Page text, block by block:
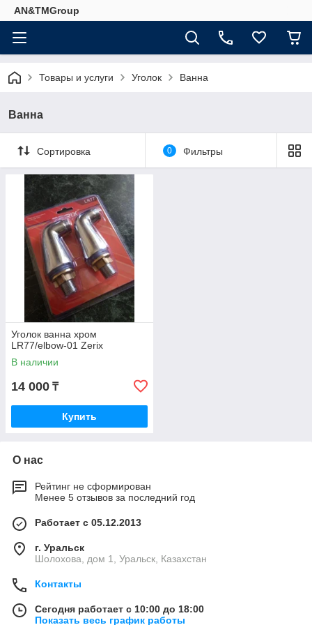
AN&TMGroup
Товары и услуги Уголок Ванна
Ванна
Сортировка 0 Фильтры
Уголок ванна хром
LR77/elbow-01 Zerix
В наличии
14 000 ₸
Купить
О нас
Рейтинг не сформирован
Менее 5 отзывов за последний год
Работает с 05.12.2013
г. Уральск
Шолохова, дом 1, Уральск, Казахстан
Контакты
Сегодня работает с 10:00 до 18:00
Показать весь график работы